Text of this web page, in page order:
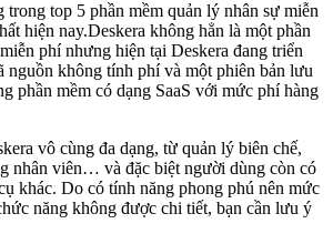
top 5 phần mềm quản lý nhân sự miễn
hiện nay.Deskera không hẳn là một phần
phí nhưng hiện tại Deskera đang triển
nguồn không tính phí và một phiên bản lưu
phần mềm có dạng SaaS với mức phí hàng
vô cùng đa dạng, từ quản lý biên chế,
nhân viên… và đặc biệt người dùng còn có
khác. Do có tính năng phong phú nên mức
năng không được chi tiết, bạn cần lưu ý